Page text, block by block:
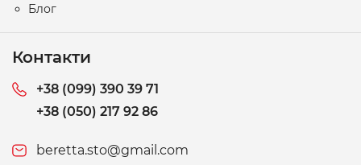
Блог
Контакти
+38 (099) 390 39 71
+38 (050) 217 92 86
beretta.sto@gmail.com